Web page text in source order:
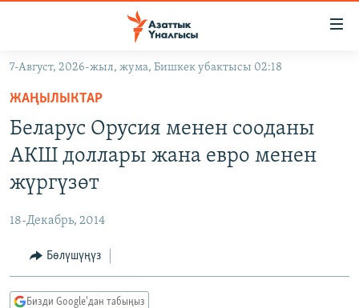
Навигацияга
өтүңүз
Издөөгө
салыңызКЫРГЫЗСТАН
МАДАНИЯТ
ДҮЙНӨ
ТВ ПРОГРАММАЛАР
БҮГҮН АЗАТТЫКТА
ПОДКАСТ
7-Август, 2026-жыл, жума, Бишкек убактысы 02:18
ЖАҢЫЛЫКТАР
Беларус Орусия менен сооданы
АКШ доллары жана евро менен
жүргүзөт
18-Декабрь, 2014
Бөлүшүңүз
Бизди Google'дан табыңыз